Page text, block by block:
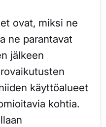
ovat, miksi ne
ne parantavat
jälkeen
käyttöalueet
kohtia.